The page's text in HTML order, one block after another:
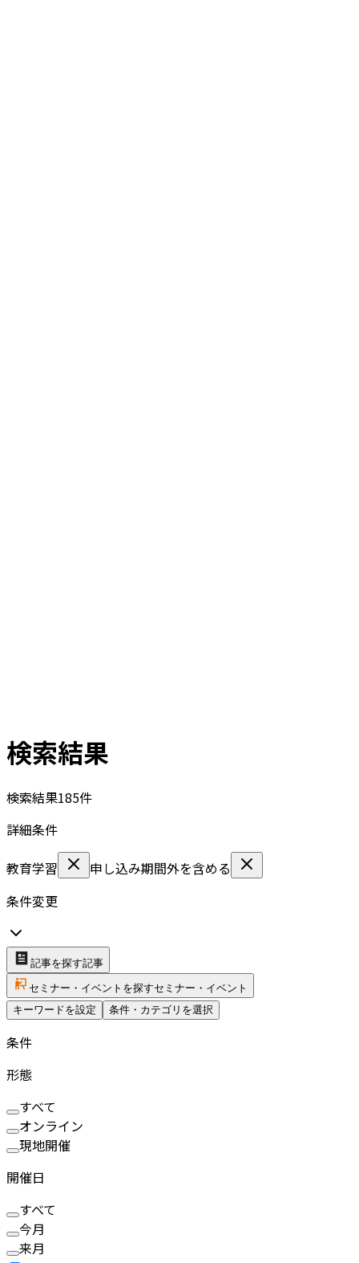
検索結果
検索結果185件
詳細条件
教育学習
申し込み期間外を含める
条件変更
記事を探す記事
セミナー・イベントを探すセミナー・イベント
キーワードを設定
条件・カテゴリを選択
条件
形態
すべて
オンライン
現地開催
開催日
すべて
今月
来月